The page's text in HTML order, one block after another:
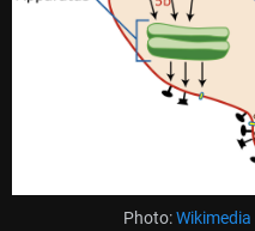
Photo:Wikimedia